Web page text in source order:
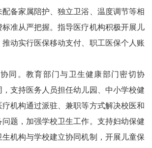
备家属陪护、独立卫浴、温度调节等相
准从严把握。指导医疗机构积极开展儿
动实行医保移动支付、职工医保个人账
。教育部门与卫生健康部门密切协
支持医务人员担任幼儿园、中小学校健
疗机构通过派驻、兼职等方式解决校医和
题，加强学校卫生工作。支持妇幼保健
机构与学校建立协同机制，开展儿童保